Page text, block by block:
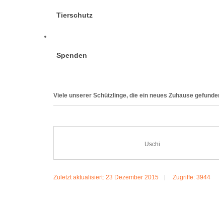
Tierschutz
Spenden
Viele unserer Schützlinge, die ein neues Zuhause
Uschi
Zuletzt aktualisiert: 23 Dezember 2015 Zugriffe: 3944